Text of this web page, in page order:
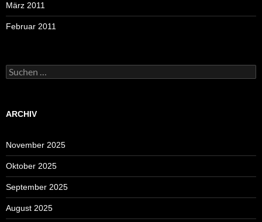
März 2011
Februar 2011
Suchen
nach:
ARCHIV
November 2025
Oktober 2025
September 2025
August 2025